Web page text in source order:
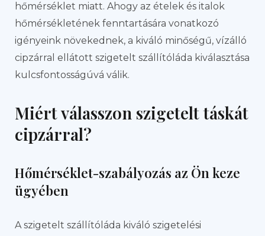
hőmérséklet miatt. Ahogy az ételek és italok
hőmérsékletének fenntartására vonatkozó
igényeink növekednek, a kiváló minőségű, vízálló
cipzárral ellátott szigetelt szállítóláda kiválasztása
kulcsfontosságúvá válik.
Miért válasszon szigetelt táskát
cipzárral?
Hőmérséklet-szabályozás az Ön keze
ügyében
A szigetelt szállítóláda kiváló szigetelési